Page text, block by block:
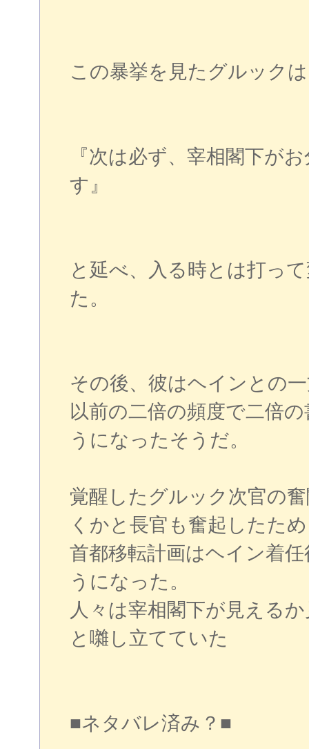
この暴挙を見たグルック
『次は必ず、宰相閣下が
す』
と延べ、入る時とは打っ
た。
その後、彼はヘインとの
以前の二倍の頻度で二倍
うになったそうだ。
覚醒したグルック次官の
くかと長官も奮起したため
首都移転計画はヘイン着
うになった。
人々は宰相閣下が見える
と囃し立てていた
■ネタバレ済み？■